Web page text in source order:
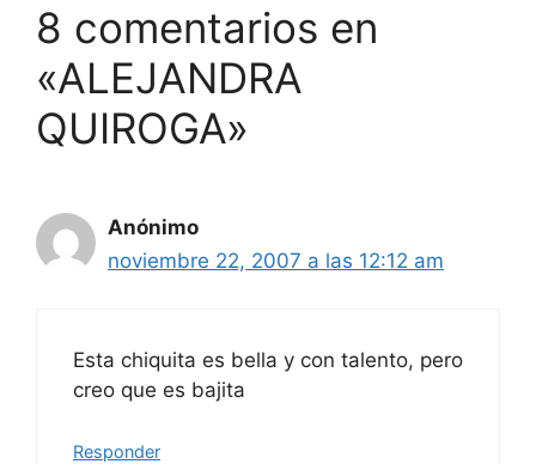
8 comentarios en
«ALEJANDRA
QUIROGA»
Anónimo
noviembre 22, 2007 a las 12:12 am
Esta chiquita es bella y con talento, pero
creo que es bajita
Responder